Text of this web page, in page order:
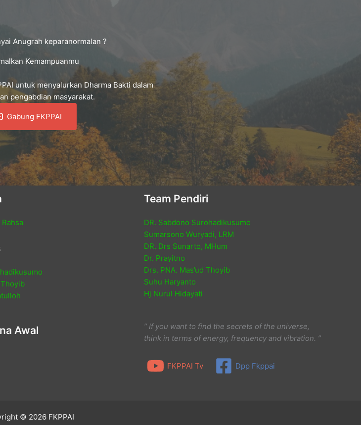
Anugrah keparanormalan ?
Kemampuanmu
untuk menyalurkan Dharma Bakti dalam
pengabdian masyarakat.
Gabung FKPPAI
Awal
Team Pendiri
DR. Sabdono Surohadikusumo
Sumarsono Wuryadi, LRM
DR. Drs Sunarto, MHum
Dr. Prayitno
Drs. PNA. Mas’ud Thoyib
Suhu Haryanto
Hj Nurul Hidayati
“ If you want to find the secrets of the universe,
think in terms of energy, frequency and vibration. ”
FKPPAI Tv Dpp Fkppai
© 2026 FKPPAI